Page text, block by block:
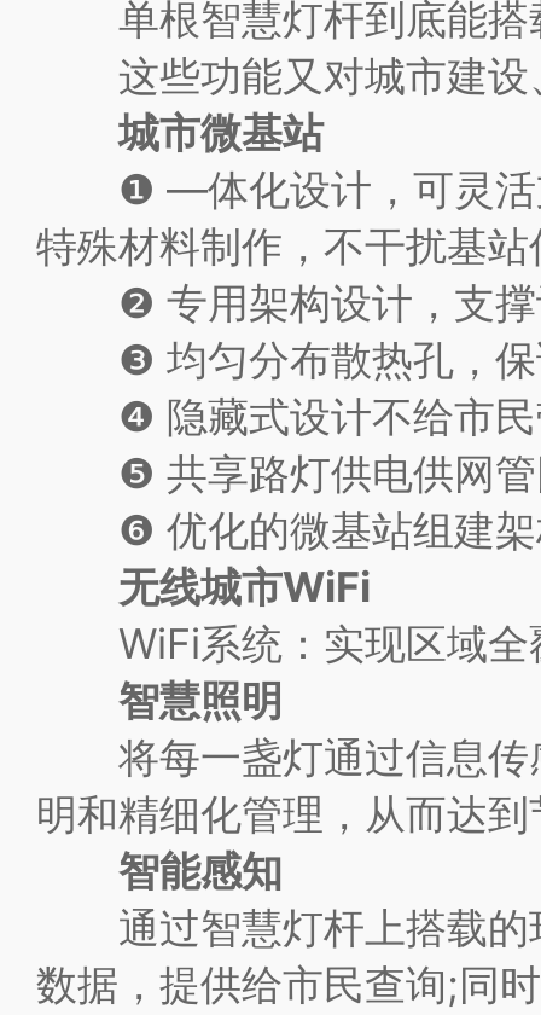
单根智慧灯杆到底能搭
这些功能又对城市建设
城市微基站
❶ —体化设计，可灵活支
特殊材料制作，不干扰基站
❷ 专用架构设计，支撑
❸ 均匀分布散热孔，保
❹ 隐藏式设计不给市民
❺ 共享路灯供电供网管
❻ 优化的微基站组建架
无线城市WiFi
WiFi系统：实现区域全
智慧照明
将每一盏灯通过信息传
明和精细化管理，从而达
智能感知
通过智慧灯杆上搭载的
数据，提供给市民查询;同